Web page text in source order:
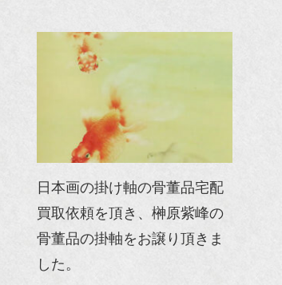
日本画の掛け軸の骨董品宅配
買取依頼を頂き、榊原紫峰の
骨董品の掛軸をお譲り頂きま
した。